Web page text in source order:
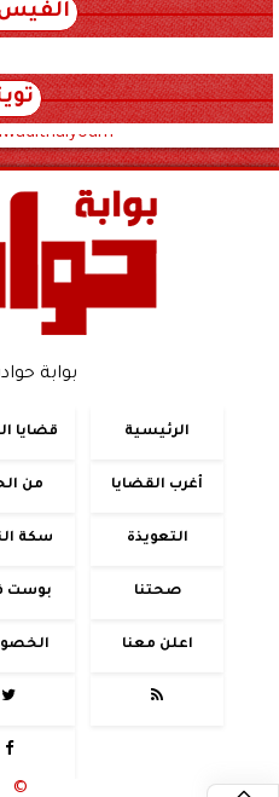
بوابة
الرئيسية قضايا
أغرب القضايا من
التعويذة سكة
صحتنا بوست
اعلن معنا



جميع الحقوق محفوظة ©